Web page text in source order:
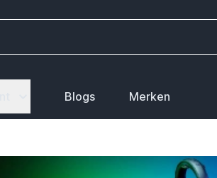
Blogs Merken